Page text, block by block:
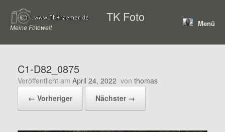
Inhalt
springen
TK Foto
Meine Fotowelt Menü
C1-D82_0875
Veröffentlicht am April 24, 2022 von thomas
← Vorheriger
Nächster →